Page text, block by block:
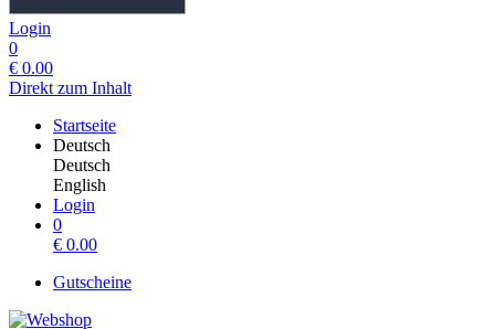
Login
0
€ 0.00
Direkt zum Inhalt
Startseite
Deutsch
Deutsch
English
Login
0
€ 0.00
Gutscheine